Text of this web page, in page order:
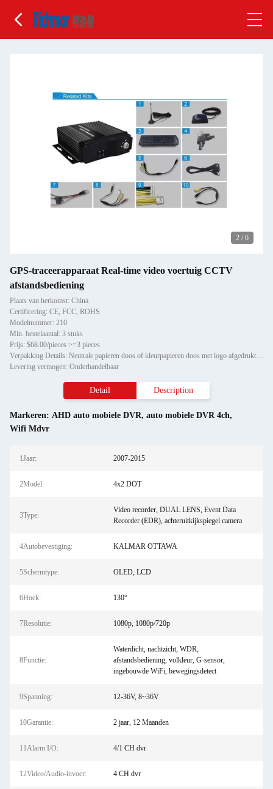
2 / 6
GPS-traceerapparaat Real-time video voertuig CCTV
afstandsbediening
Plaats van herkomst: China
Certificering: CE, FCC, ROHS
Modelnummer: 210
Min. bestelaantal: 3 stuks
Prijs: $68.00/pieces >=3 pieces
Verpakking Details: Neutrale papieren doos of kleurpapieren doos met logo afgedrukt.Fabrieksprijs Dual SD Card AHD Mobil
Levering vermogen: Onderhandelbaar
Detail Description
Markeren: AHD auto mobiele DVR, auto mobiele DVR 4ch,
Wifi Mdvr
1Jaar: 2007-2015
2Model: 4x2 DOT
3Type:
Video recorder, DUAL LENS, Event Data
Recorder (EDR), achteruitkijkspiegel camera
4Autobevestiging: KALMAR OTTAWA
5Schermtype: OLED, LCD
6Hoek: 130°
7Resolutie: 1080p, 1080p/720p
8Functie:
Waterdicht, nachtzicht, WDR,
afstandsbediening, volkleur, G-sensor,
ingebouwde WiFi, bewegingsdetect
9Spanning: 12-36V, 8~36V
10Garantie: 2 jaar, 12 Maanden
11Alarm I/O: 4/1 CH dvr
12Video/Audio-invoer: 4 CH dvr